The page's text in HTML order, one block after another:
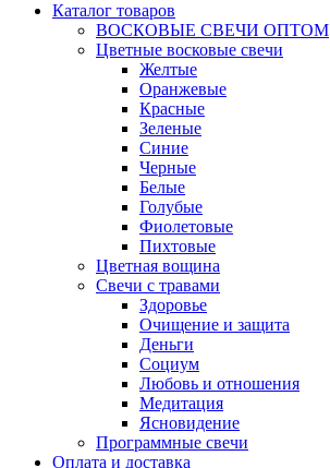
Каталог товаров
ВОСКОВЫЕ СВЕЧИ ОПТОМ
Цветные восковые свечи
Желтые
Оранжевые
Красные
Зеленые
Синие
Черные
Белые
Голубые
Фиолетовые
Пихтовые
Цветная вощина
Свечи с травами
Здоровье
Очищение и защита
Деньги
Социум
Любовь и отношения
Медитация
Ясновидение
Программные свечи
Оплата и доставка